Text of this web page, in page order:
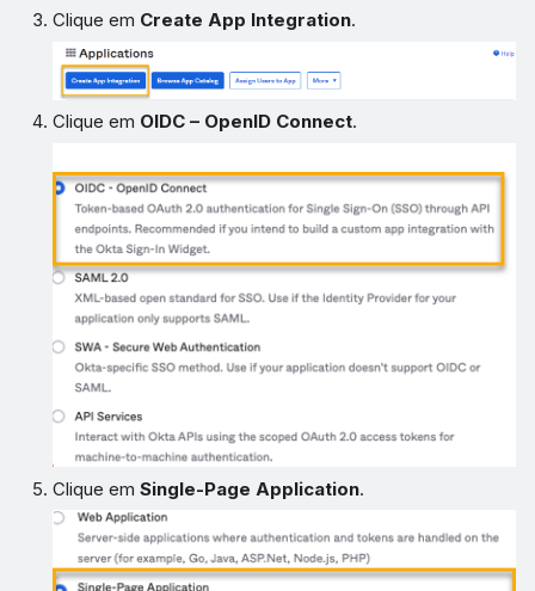
Clique em Create App Integration.
Clique em OIDC – OpenID Connect.
Clique emSingle-Page Application.